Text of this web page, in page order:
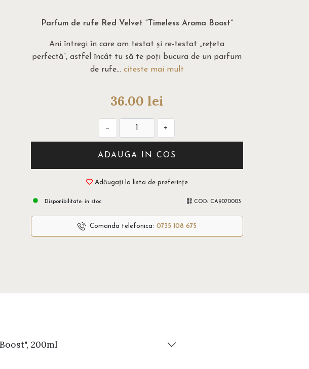
Parfum de rufe Red Velvet ”Timeless Aroma Boost”
Ani întregi în care am testat și re-testat „rețeta
perfectă”, astfel încât tu să te poți bucura de un parfum
de rufe... citeste mai mult
36.00 lei
− +
ADAUGA IN COS
Adăugați la lista de preferințe
Disponibilitate: in stoc COD: CA9070003
Comanda telefonica: 0735 108 675
200ml